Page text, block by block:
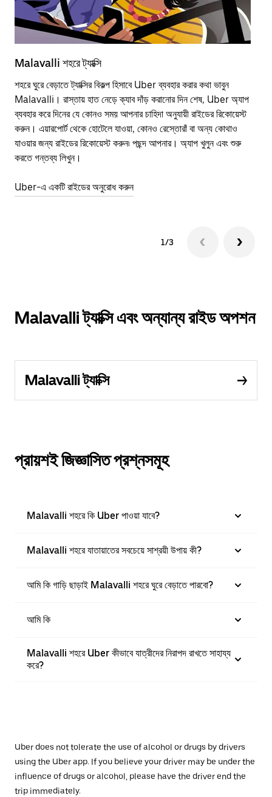
Malavalli শহরে ট্যাক্সি
শহরে ঘুরে বেড়াতে ট্যাক্সির বিকল্প হিসাবে Uber ব্যবহার করার কথা ভাবুন
Malavalli। রাস্তায় হাত নেড়ে ক্যাব দাঁড় করানোর দিন শেষ, Uber অ্যাপ
ব্যবহার করে দিনের যে কোনও সময় আপনার চাহিদা অনুযায়ী রাইডের রিকোয়েস্ট
করুন। এয়ারপোর্ট থেকে হোটেলে যাওয়া, কোনও রেস্তোরাঁ বা অন্য কোথাও
যাওয়ার জন্য রাইডের রিকোয়েস্ট করুন৷ পছন্দ আপনার। অ্যাপ খুলুন এবং শুরু
করতে গন্তব্য লিখুন।
Uber-এ একটি রাইডের অনুরোধ করুন
1/3
Malavalli ট্যাক্সি এবং অন্যান্য রাইড অপশন
Malavalli ট্যাক্সি
প্রায়শই জিজ্ঞাসিত প্রশ্নসমূহ
Malavalli শহরে কি Uber পাওয়া যাবে?
Malavalli শহরে যাতায়াতের সবচেয়ে সাশ্রয়ী উপায় কী?
আমি কি গাড়ি ছাড়াই Malavalli শহরে ঘুরে বেড়াতে পারবো?
আমি কি
Malavalli শহরে Uber কীভাবে যাত্রীদের নিরাপদ রাখতে সাহায্য
করে?
Uber does not tolerate the use of alcohol or drugs by drivers
using the Uber app. If you believe your driver may be under the
influence of drugs or alcohol, please have the driver end the
trip immediately.